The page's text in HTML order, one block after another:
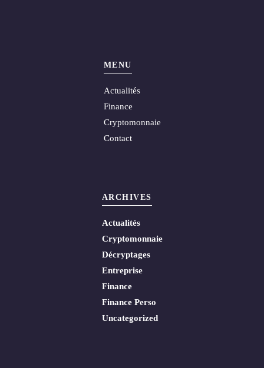
MENU
Actualités
Finance
Cryptomonnaie
Contact
ARCHIVES
Actualités
Cryptomonnaie
Décryptages
Entreprise
Finance
Finance Perso
Uncategorized